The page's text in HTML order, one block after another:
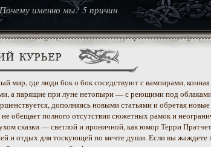
Почему именно мы? 5 причин
мир, где люди бок о бок соседствуют с вампирами,
а парящие при луне нетопыри — с реющими под
дополняясь новыми статьями и обретая
обещает полного отсутствия сюжетных рамок и
сказки — светлой и ироничной, как юмор Терри
и отдых для тоскующей по мечте души. Если вы жаждете